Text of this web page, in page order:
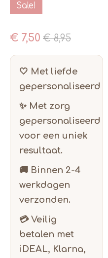
Sale!
€ 7,50 € 8,95
🤍 Met liefde
gepersonaliseerd
✨ Met zorg
gepersonaliseerd
voor een uniek
resultaat.
🚚 Binnen 2-4
werkdagen
verzonden.
💳 Veilig
betalen met
iDEAL, Klarna,